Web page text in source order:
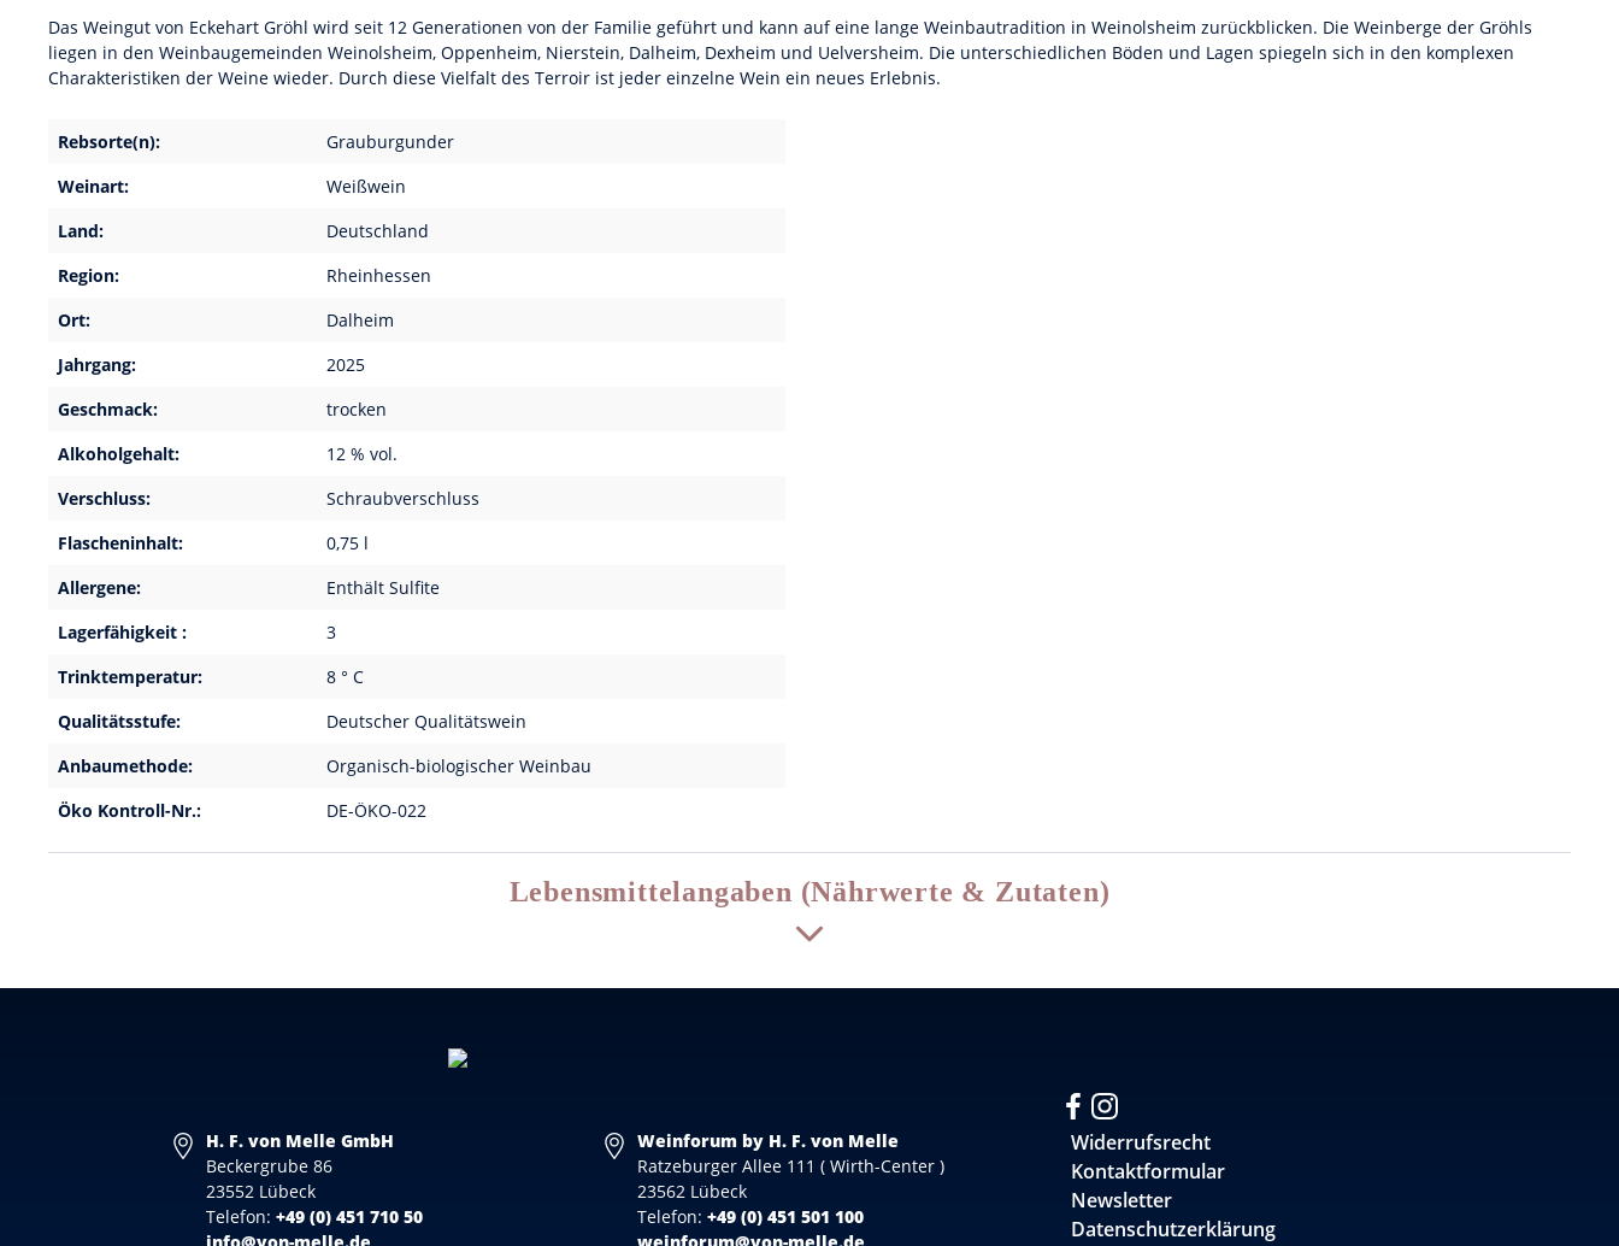
Das Weingut von Eckehart Gröhl wird seit 12 Generationen von der Familie geführt und kann auf eine lange Weinbautradition in Weinolsheim zurückblicken. Die Weinberge der Gröhls
liegen in den Weinbaugemeinden Weinolsheim, Oppenheim, Nierstein, Dalheim, Dexheim und Uelversheim. Die unterschiedlichen Böden und Lagen spiegeln sich in den komplexen
Charakteristiken der Weine wieder. Durch diese Vielfalt des Terroir ist jeder einzelne Wein ein neues Erlebnis.
Rebsorte(n):
Grauburgunder
Weinart:
Weißwein
Land:
Deutschland
Region:
Rheinhessen
Ort:
Dalheim
Jahrgang:
2025
Geschmack:
trocken
Alkoholgehalt:
12 % vol.
Verschluss:
Schraubverschluss
Flascheninhalt:
0,75 l
Allergene:
Enthält Sulfite
Lagerfähigkeit :
3
Trinktemperatur:
8 ° C
Qualitätsstufe:
Deutscher Qualitätswein
Anbaumethode:
Organisch-biologischer Weinbau
Öko Kontroll-Nr.:
DE-ÖKO-022
Lebensmittelangaben (Nährwerte & Zutaten)
H. F. von Melle GmbH
Beckergrube 86
23552 Lübeck
Telefon:+49 (0) 451 710 50
Weinforum by H. F. von Melle
Ratzeburger Allee 111 ( Wirth-Center )
23562 Lübeck
Telefon: +49 (0) 451 501 100
Widerrufsrecht
Kontaktformular
Newsletter
Datenschutzerklärung